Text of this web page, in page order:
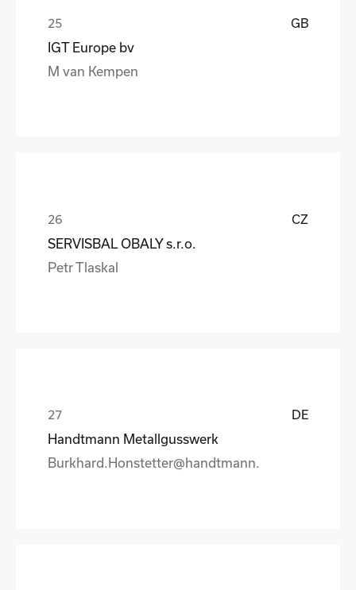
GB
IGT Europe bv
M van Kempen
CZ
SERVISBAL OBALY s.r.o.
Petr Tlaskal
DE
Handtmann Metallgusswerk
Burkhard.Honstetter@handtmann.